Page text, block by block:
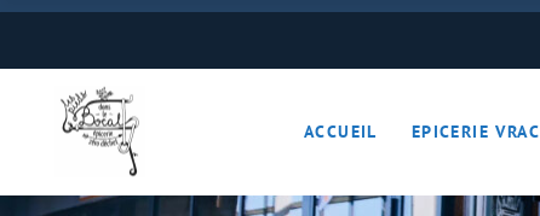
ACCUEIL EPICERIE VRAC
Boulangerie